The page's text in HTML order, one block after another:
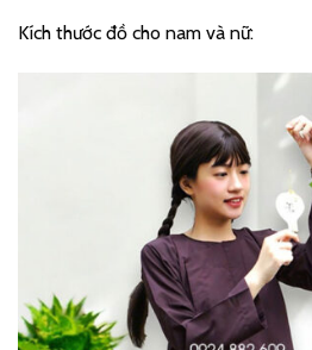
Kích thước đồ cho nam và nữ: